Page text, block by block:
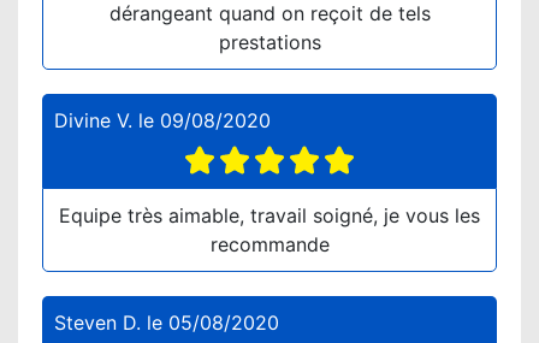
dérangeant quand on reçoit de tels
prestations
Divine V. le 09/08/2020
Equipe très aimable, travail soigné, je vous les
recommande
Steven D. le 05/08/2020